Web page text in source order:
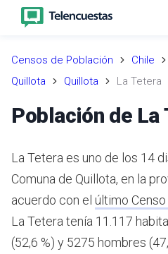
Censos de Población Chile
Quillota
Quillota La Tetera
Población de La
La Tetera es uno de los 14
Comuna de Quillota, en la
acuerdo con el último
La Tetera tenía 11.117
(52,6 %) y 5275 hombres